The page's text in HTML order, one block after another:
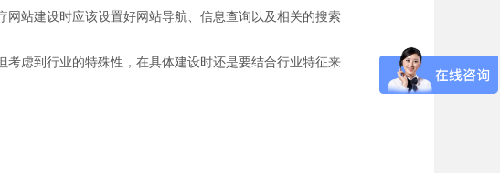
站建设时应该设置好网站导航、信息查询以及相关的搜索
虑到行业的特殊性，在具体建设时还是要结合行业特征来